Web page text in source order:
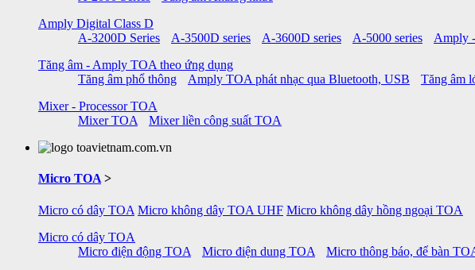
Amply Digital Class D
A-3200D Series
A-3500D series A-3600D series A-5000 series
Amply
Tăng âm - Amply TOA theo ứng dụng
Tăng âm phổ thông
Amply TOA phát nhạc qua Bluetooth, USB Tăng âm
Mixer - Processor TOA
Mixer TOA
Mixer liền công suất TOA
Micro TOA >
Micro có dây TOA Micro không dây TOA UHF Micro không dây hồng ngoại TOA
Micro có dây TOA
Micro điện động TOA
Micro điện dung TOA
Micro thông báo, để bàn